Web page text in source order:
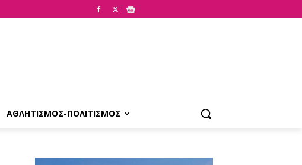
ΑΘΛΗΤΙΣΜΟΣ-ΠΟΛΙΤΙΣΜΟΣ